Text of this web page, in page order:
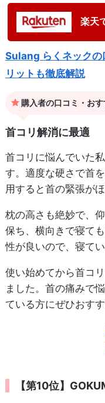
楽天
Sulang らくネックの
リットも徹底解説
購入者の口コミ・おす
首コリ解消に最適
首コリに悩んでいた
す。適度な硬さで首
用すると首の緊張がほ
枕の高さも絶妙で、
保ち、横向きで寝て
性が良いので、寝て
使い始めてから首コ
ました。首の痛みで
ている方にぜひおす
【第10位】